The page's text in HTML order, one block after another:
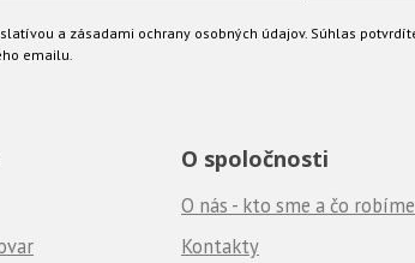
a zásadami ochrany osobných údajov. Súhlas
emailu.
O spoločnosti
O nás - kto sme a čo
Kontakty